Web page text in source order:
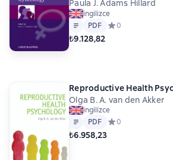
Paula J. Adams Hillard
ingilizce
Metin
PDF
PDF Средний рейтинг
0
₺9.128,82
Reproductive Health
Olga B. A. van den Akker
ingilizce
Metin
PDF
PDF Средний рейтинг
0
₺6.958,23